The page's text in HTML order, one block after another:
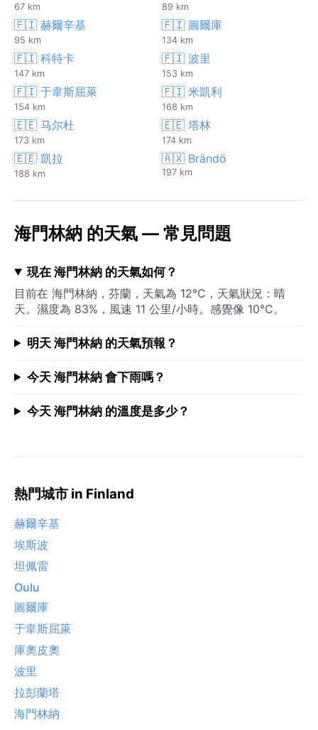
67 km 89 km
🇫🇮 赫爾辛基
95 km
🇫🇮 圖爾庫
134 km
🇫🇮 科特卡
147 km
🇫🇮 波里
153 km
🇫🇮 于韋斯屈萊
154 km
🇫🇮 米凱利
168 km
🇪🇪 马尔杜
173 km
🇪🇪 塔林
174 km
🇪🇪 凱拉
188 km
🇦🇽 Brändö
197 km
海門林納 的天氣 — 常見問題
現在 海門林納 的天氣如何？
目前在 海門林納，芬蘭，天氣為 12°C，天氣狀況：晴
天。濕度為 83%，風速 11 公里/小時。感覺像 10°C。
明天 海門林納 的天氣預報？
今天 海門林納 會下雨嗎？
今天 海門林納 的溫度是多少？
熱門城市 in Finland
赫爾辛基
埃斯波
坦佩雷
Oulu
圖爾庫
于韋斯屈萊
庫奧皮奧
波里
拉彭蘭塔
海門林納